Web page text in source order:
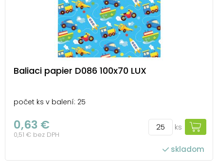
Baliaci papier D086 100x70 LUX
počet ks v balení: 25
0,63 €
0,51 € bez DPH
ks
skladom